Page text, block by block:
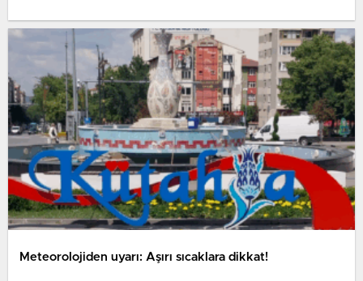
Meteorolojiden uyarı: Aşırı sıcaklara dikkat!